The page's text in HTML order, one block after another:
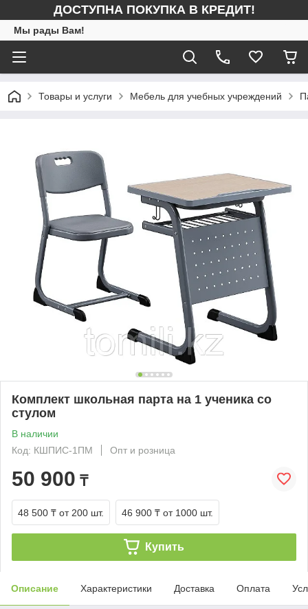
ДОСТУПНА ПОКУПКА В КРЕДИТ!
Мы рады Вам!
Товары и услуги Мебель для учебных учреждений
Комплект школьная парта на 1 ученика со
стулом
В наличии
Код: КШПИС-1ПМ
Опт и розница
50 900 ₸
48 500 ₸ от 200 шт. 46 900 ₸ от 1000 шт.
Купить
Описание Характеристики Доставка Оплата